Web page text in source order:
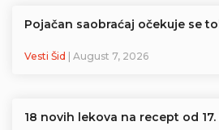
Pojačan saobraćaj očekuje se
Vesti Šid | August 7, 2026
18 novih lekova na recept od